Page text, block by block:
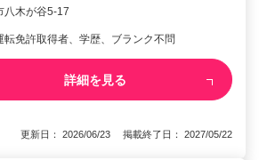
八木が谷5-17
転免許取得者、学歴、ブランク不問
詳細を見る
更新日： 2026/06/23 掲載終了日： 2027/05/22